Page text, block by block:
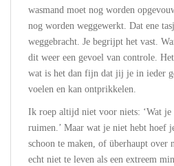
wasmand moet nog worden
nog worden weggewerkt. Dat ene
weggebracht. Je begrijpt het vast.
dit weer een gevoel van controle.
wat is het dan fijn dat jij je in ieder
voelen en kan ontprikkelen.
Ik roep altijd niet voor niets: ‘Wat
ruimen.’ Maar wat je niet hebt hoef
schoon te maken, of überhaupt over
echt niet te leven als een extreem